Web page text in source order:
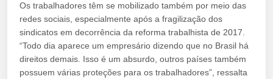
Os trabalhadores têm se mobilizado também por meio das
redes sociais, especialmente após a fragilização dos
sindicatos em decorrência da reforma trabalhista de 2017.
“Todo dia aparece um empresário dizendo que no Brasil há
direitos demais. Isso é um absurdo, outros países também
possuem várias proteções para os trabalhadores”, ressalta